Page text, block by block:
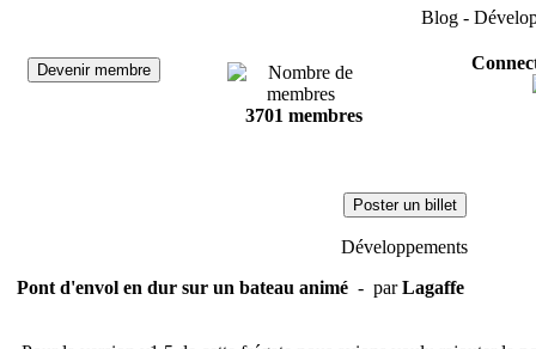
Blog -
Devenir membre
3701 membres
Poster un billet
Développements
Pont d'envol en dur sur un bateau animé - parLagaffe